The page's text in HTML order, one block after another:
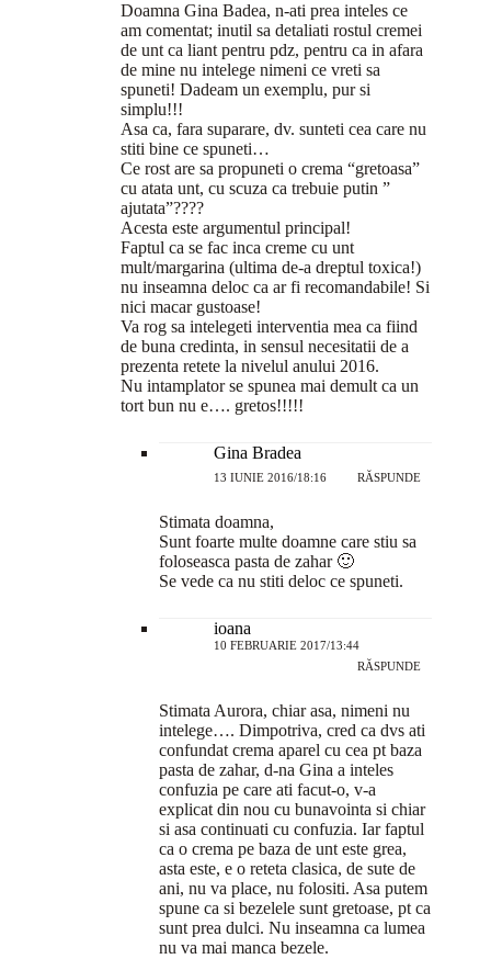
Doamna Gina Badea, n-ati prea inteles ce
am comentat; inutil sa detaliati rostul cremei
de unt ca liant pentru pdz, pentru ca in afara
de mine nu intelege nimeni ce vreti sa
spuneti! Dadeam un exemplu, pur si
simplu!!!
Asa ca, fara suparare, dv. sunteti cea care nu
stiti bine ce spuneti…
Ce rost are sa propuneti o crema “gretoasa”
cu atata unt, cu scuza ca trebuie putin ”
ajutata”????
Acesta este argumentul principal!
Faptul ca se fac inca creme cu unt
mult/margarina (ultima de-a dreptul toxica!)
nu inseamna deloc ca ar fi recomandabile! Si
nici macar gustoase!
Va rog sa intelegeti interventia mea ca fiind
de buna credinta, in sensul necesitatii de a
prezenta retete la nivelul anului 2016.
Nu intamplator se spunea mai demult ca un
tort bun nu e…. gretos!!!!!
Gina Bradea
13 IUNIE 2016/18:16 RĂSPUNDE
Stimata doamna,
Sunt foarte multe doamne care stiu sa
foloseasca pasta de zahar 🙂
Se vede ca nu stiti deloc ce spuneti.
ioana
10 FEBRUARIE 2017/13:44
RĂSPUNDE
Stimata Aurora, chiar asa, nimeni nu
intelege…. Dimpotriva, cred ca dvs ati
confundat crema aparel cu cea pt baza
pasta de zahar, d-na Gina a inteles
confuzia pe care ati facut-o, v-a
explicat din nou cu bunavointa si chiar
si asa continuati cu confuzia. Iar faptul
ca o crema pe baza de unt este grea,
asta este, e o reteta clasica, de sute de
ani, nu va place, nu folositi. Asa putem
spune ca si bezelele sunt gretoase, pt ca
sunt prea dulci. Nu inseamna ca lumea
nu va mai manca bezele.